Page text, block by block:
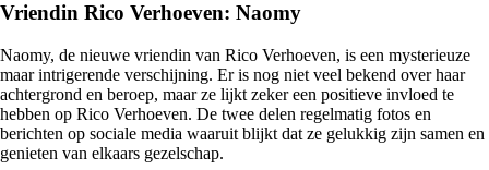
Vriendin Rico Verhoeven: Naomy
Naomy, de nieuwe vriendin van Rico Verhoeven, is een mysterieuze
maar intrigerende verschijning. Er is nog niet veel bekend over haar
achtergrond en beroep, maar ze lijkt zeker een positieve invloed te
hebben op Rico Verhoeven. De twee delen regelmatig fotos en
berichten op sociale media waaruit blijkt dat ze gelukkig zijn samen en
genieten van elkaars gezelschap.